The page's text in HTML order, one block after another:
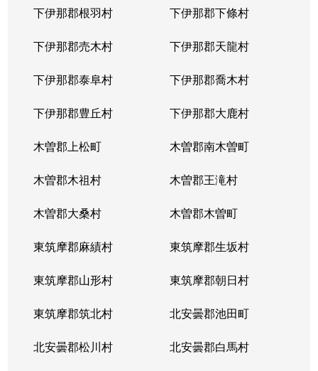
下伊那郡根羽村 下伊那郡下條村
下伊那郡売木村 下伊那郡天龍村
下伊那郡泰阜村 下伊那郡喬木村
下伊那郡豊丘村 下伊那郡大鹿村
木曽郡上松町 木曽郡南木曽町
木曽郡木祖村 木曽郡王滝村
木曽郡大桑村 木曽郡木曽町
東筑摩郡麻績村 東筑摩郡生坂村
東筑摩郡山形村 東筑摩郡朝日村
東筑摩郡筑北村 北安曇郡池田町
北安曇郡松川村 北安曇郡白馬村